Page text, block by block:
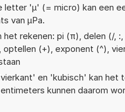
letter 'µ' (= micro) kan een
van µPa.
het rekenen: pi (π), delen (/,
optellen (+), exponent (^),
en 'kubisch' kan het
kunnen daarom